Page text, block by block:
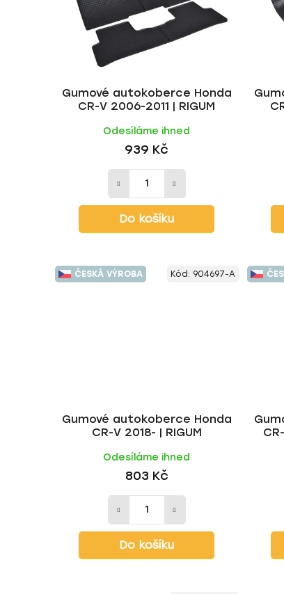
Gumové autokoberce Honda
CR-V 2006-2011 | RIGUM
Odesíláme ihned
939 Kč
Do košíku
ČESKÁ VÝROBA
Gumové autokoberce Honda
CR-V 2018- | RIGUM
Odesíláme ihned
803 Kč
Do košíku
Kód: 904697-A